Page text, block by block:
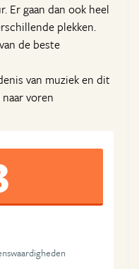
Er gaan dan ook heel
plekken.
de beste
van muziek en dit
voren